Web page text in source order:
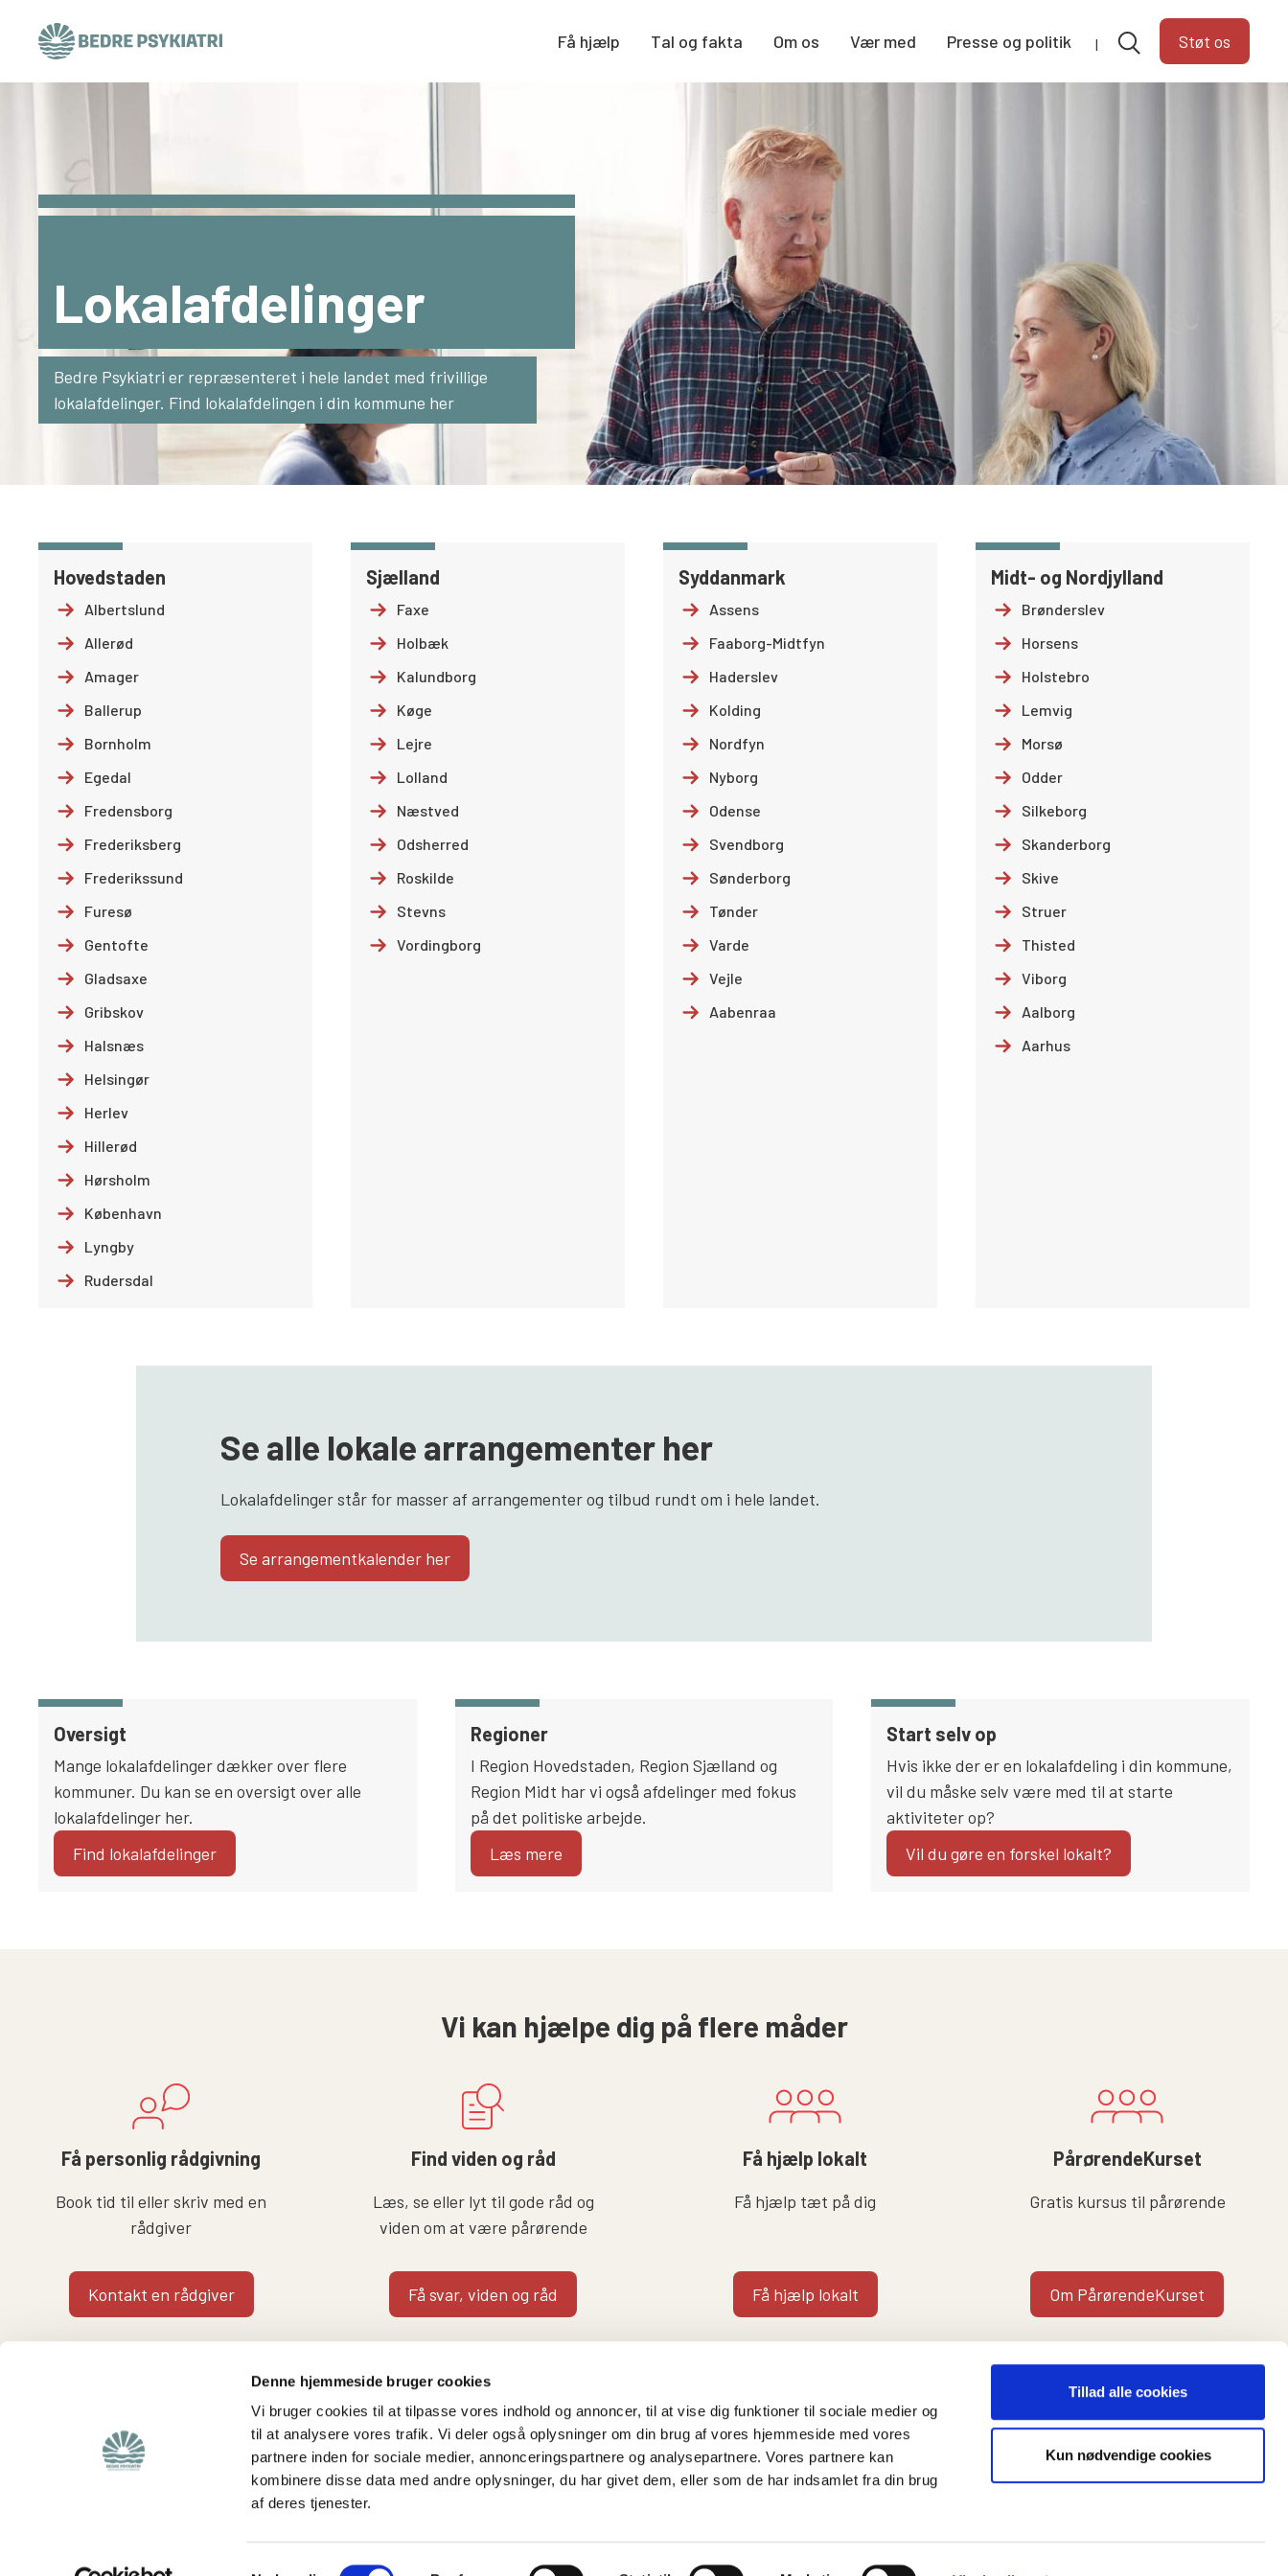
Denne hjemmeside bruger cookies
Vi bruger cookies til at tilpasse vores indhold og annoncer, til at vise dig funktioner til sociale medier og
til at analysere vores trafik. Vi deler også oplysninger om din brug af vores hjemmeside med vores
partnere inden for sociale medier, annonceringspartnere og analysepartnere. Vores partnere kan
kombinere disse data med andre oplysninger, du har givet dem, eller som de har indsamlet fra din brug
af deres tjenester.
Samtykkevalg
Tillad alle cookies
Kun nødvendige cookies
Skip to content
Få hjælp Tal og fakta Om os Vær med Presse og politik Støt os
Lokalafdelinger
Bedre Psykiatri er repræsenteret i hele landet med frivillige
lokalafdelinger. Find lokalafdelingen i din kommune her
Hovedstaden
Albertslund
Allerød
Amager
Ballerup
Bornholm
Egedal
Fredensborg
Frederiksberg
Frederikssund
Furesø
Gentofte
Gladsaxe
Gribskov
Halsnæs
Helsingør
Herlev
Hillerød
Hørsholm
København
Lyngby
Rudersdal
Sjælland
Faxe
Holbæk
Kalundborg
Køge
Lejre
Lolland
Næstved
Odsherred
Roskilde
Stevns
Vordingborg
Syddanmark
Assens
Faaborg-Midtfyn
Haderslev
Kolding
Nordfyn
Nyborg
Odense
Svendborg
Sønderborg
Tønder
Varde
Vejle
Aabenraa
Midt- og Nordjylland
Brønderslev
Horsens
Holstebro
Lemvig
Morsø
Odder
Silkeborg
Skanderborg
Skive
Struer
Thisted
Viborg
Aalborg
Aarhus
Se alle lokale arrangementer her
Lokalafdelinger står for masser af arrangementer og tilbud rundt om i hele landet.
Se arrangementkalender her
Oversigt
Mange lokalafdelinger dækker over flere
kommuner. Du kan se en oversigt over alle
lokalafdelinger her.
Find lokalafdelinger
Regioner
I Region Hovedstaden, Region Sjælland og
Region Midt har vi også afdelinger med fokus
på det politiske arbejde.
Læs mere
Start selv op
Hvis ikke der er en lokalafdeling i din kommune,
vil du måske selv være med til at starte
aktiviteter op?
Vil du gøre en forskel lokalt?
Vi kan hjælpe dig på flere måder
Få personlig rådgivning
Book tid til eller skriv med en
rådgiver
Kontakt en rådgiver
Find viden og råd
Læs, se eller lyt til gode råd og
viden om at være pårørende
Få svar, viden og råd
Få hjælp lokalt
Få hjælp tæt på dig
Få hjælp lokalt
PårørendeKurset
Gratis kursus til pårørende
Om PårørendeKurset
Hjemmeside for
Støt os
Støt foreningen
Bliv medlem
Følg os på
Twitter
Instagram
Kontakt hovedkontoret
1457 København K
T. 53 52 99 00